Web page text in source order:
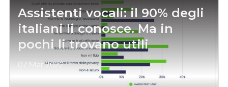
Assistenti vocali: il 90% degli
italiani li conosce. Ma in
pochi li trovano utili
07 Mar 2022